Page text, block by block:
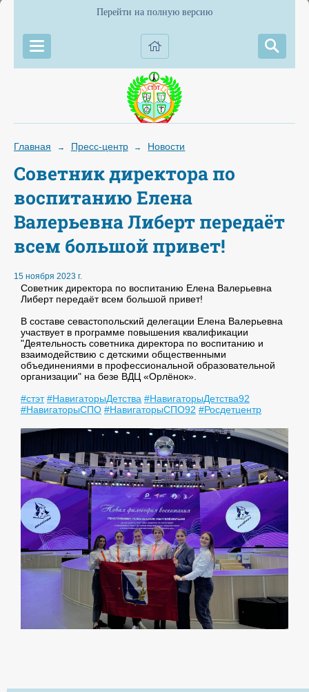
Перейти на полную версию
Главная → Пресс-центр → Новости
Советник директора по
воспитанию Елена
Валерьевна Либерт передаёт
всем большой привет!
15 ноября 2023 г.
Советник директора по воспитанию Елена Валерьевна
Либерт передаёт всем большой привет!
В составе севастопольский делегации Елена Валерьевна
участвует в программе повышения квалификации
"Деятельность советника директора по воспитанию и
взаимодействию с детскими общественными
объединениями в профессиональной образовательной
организации" на безе ВДЦ «Орлёнок».
#стэт #НавигаторыДетства #НавигаторыДетства92
#НавигаторыСПО #НавигаторыСПО92 #Росдетцентр